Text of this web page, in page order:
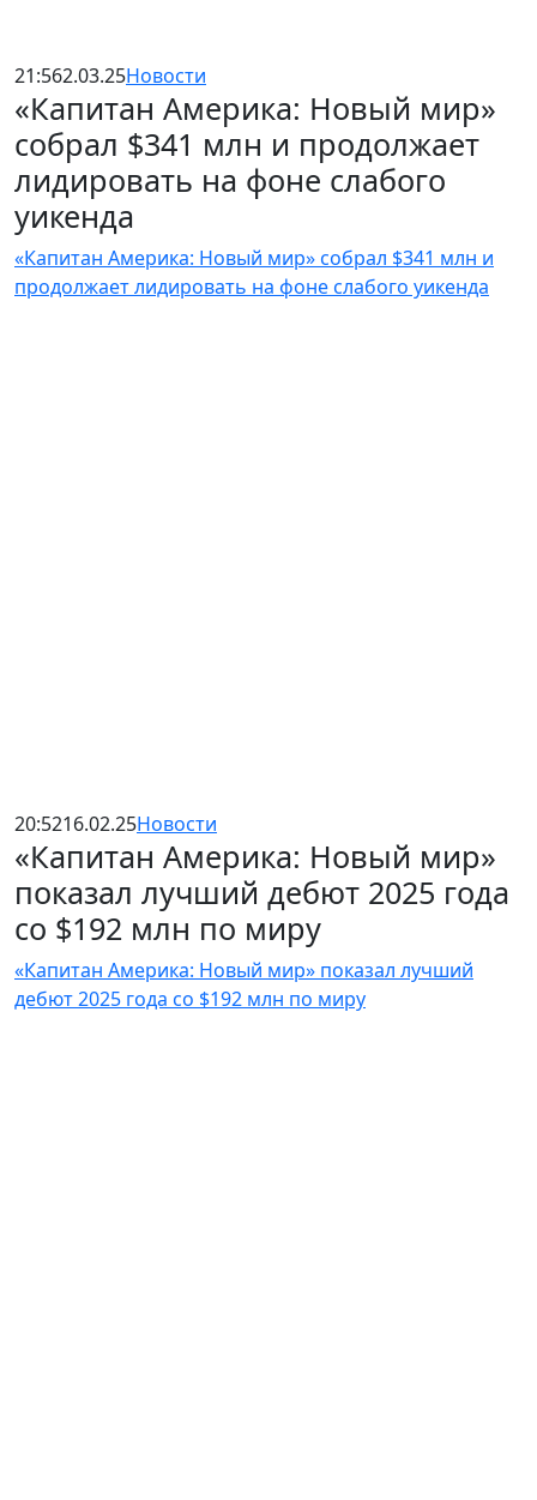
21:562.03.25Новости
«Капитан Америка: Новый мир»
собрал $341 млн и продолжает
лидировать на фоне слабого
уикенда
«Капитан Америка: Новый мир» собрал $341 млн и
продолжает лидировать на фоне слабого уикенда
20:5216.02.25Новости
«Капитан Америка: Новый мир»
показал лучший дебют 2025 года
со $192 млн по миру
«Капитан Америка: Новый мир» показал лучший
дебют 2025 года со $192 млн по миру